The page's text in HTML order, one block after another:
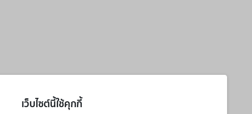
เว็บไซต์นี้ใช้คุกกี้